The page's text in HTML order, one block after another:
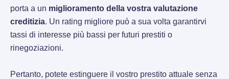
porta a un miglioramento della vostra valutazione
creditizia. Un rating migliore può a sua volta garantirvi
tassi di interesse più bassi per futuri prestiti o
rinegoziazioni.
Pertanto, potete estinguere il vostro prestito attuale senza